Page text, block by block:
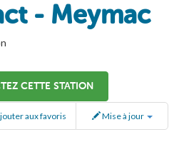
- Meymac
CETTE STATION
aux favoris Mise à jour